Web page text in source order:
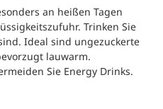
an heißen Tagen
Trinken Sie
Ideal sind ungezuckerte
lauwarm.
Sie Energy Drinks.